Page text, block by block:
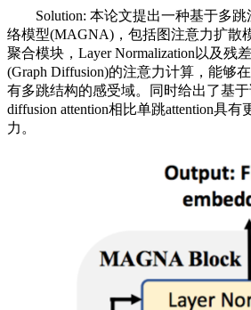
Solution: 本论文提出一种基于多跳
络模型(MAGNA)，包括图注意力扩散
聚合模块，Layer Normalization以及残
(Graph Diffusion)的注意力计算，能够
有多跳结构的感受域。同时给出了基
diffusion attention相比单跳attention具
力。